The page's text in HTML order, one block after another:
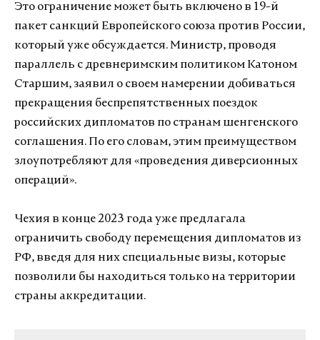
Это ограничение может быть включено в 19-й
пакет санкций Европейского союза против России,
который уже обсуждается. Министр, проводя
параллель с древнеримским политиком Катоном
Старшим, заявил о своем намерении добиваться
прекращения беспрепятственных поездок
российских дипломатов по странам шенгенского
соглашения. По его словам, этим преимуществом
злоупотребляют для «проведения диверсионных
операций».
Чехия в конце 2023 года уже предлагала
ограничить свободу перемещения дипломатов из
РФ, введя для них специальные визы, которые
позволили бы находиться только на территории
страны аккредитации.